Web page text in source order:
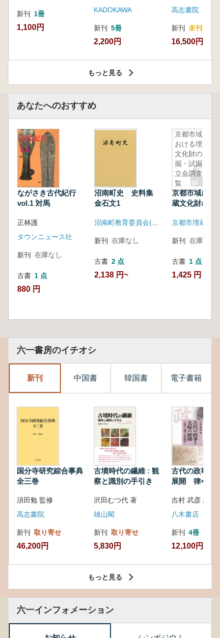
新刊 1冊
1,100円
KADOKAWA
新刊 5冊
2,200円
高志書院
新刊 未刊
16,500円
もっと見る
あなたへのおすすめ
ながさき古代紀行
vol.1 対馬
正林護
タウンニュース社
新刊 在庫なし
古書 1 点
880 円
沼南町史 史料集
金石文1
新刊 在庫なし
古書 2 点
2,138 円~
京都市域に
おける埋蔵
文化財の発
掘・試掘・
立会調査一
覧
京都市域にお
蔵文化財の発
新刊 在庫なし
古書 1 点
1,425 円
六一書房のイチオシ
新刊 中国書 韓国書 電子書籍
国分寺研究綜合事典
全三巻
須田勉 監修
高志書院
新刊 取り寄せ
46,200円
古墳時代の繊維 : 観
察と識別の手引き
沢田むつ代 著
雄山閣
新刊 取り寄せ
5,830円
古代の政事と
展開 律令・
吉村 武彦 編集
八木書店
新刊 4冊
12,100円
もっと見る
六一インフォメーション